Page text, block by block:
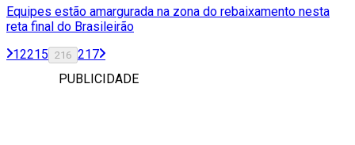
Equipes estão amargurada na zona do rebaixamento nesta
reta final do Brasileirão
12215 216 217
PUBLICIDADE